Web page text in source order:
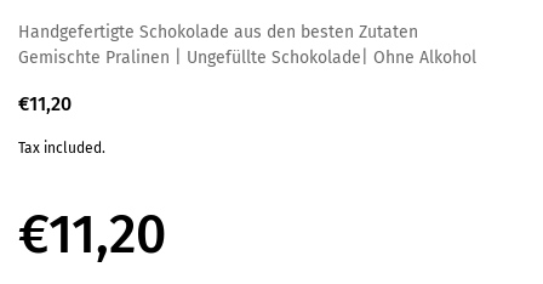
Handgefertigte Schokolade aus den besten Zutaten
Gemischte Pralinen | Ungefüllte Schokolade| Ohne Alkohol
€11,20
Tax included.
€11,20